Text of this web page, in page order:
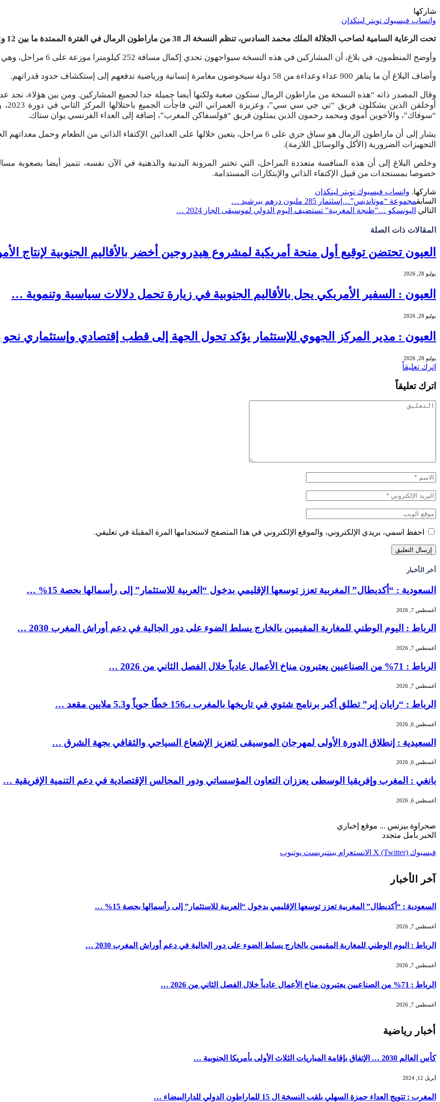
شاركها
واتساب فيسبوك تويتر لينكدإن
تحت الرعاية السامية لصاحب الجلالة الملك محمد السادس، تنظم النسخة الـ 38 من ماراطون الرمال في الفترة الممتدة ما بين 12 و22 أبريل المقبل بالصحراء المغربية.
وأوضح المنظمون، في بلاغ، أن المشاركين في هذه النسخة سيواجهون تحدي إكمال مسافة 252 كيلومترا موزعة على 6 مراحل، وهي أطول مسافة على الإطلاق في تاريخ ماراطون الرمال.
وأضاف البلاغ أن ما يناهز 900 عداء وعداءة من 58 دولة سيخوضون مغامرة إنسانية ورياضية تدفعهم إلى إستكشاف حدود قدراتهم.
وقال المصدر ذاته “هذه النسخة من ماراطون الرمال ستكون صعبة ولكنها أيضا جميلة جدا لجميع المشاركين. ومن بين هؤلاء، نجد
“سوفاك”، والأخوين أموي ومحمد رحمون الذين يمثلون فريق “فولسفاكن المغرب”، إضافة إلى العداء الفرنسي يوان ستاك.
التجهيزات الضرورية (الأكل والوسائل اللازمة).
خصوصا بمستجدات من قبيل الإكتفاء الذاتي والإبتكارات المستدامة.
شاركها. واتساب فيسبوك تويتر لينكدإن
السابقمجموعة “موتانديس”…إسثتمار 285 مليون درهم ببرشيد …
التالي اليونسكو …”طنجة المغربية” تستضيف اليوم الدولي لموسيقى الجاز 2024 …
المقالات ذات الصلة
العيون تحتضن توقيع أول منحة أمريكية لمشروع هيدروجين أخضر بالأقاليم الجنوبية لإنتاج
يوليو 28, 2026
العيون : السفير الأمريكي يحل بالأقاليم الجنوبية في زيارة تحمل دلالات سياسية وتنموية …
يوليو 28, 2026
العيون : مدير المركز الجهوي للإستثمار يؤكد تحول الجهة إلى قطب إقتصادي وإستثماري نحو
يوليو 28, 2026
اترك تعليقاً
اترك تعليقاً
احفظ اسمي، بريدي الإلكتروني، والموقع الإلكتروني في هذا المتصفح لاستخدامها المرة المقبلة في تعليقي.
آخر الأخبار
السعودية : “أكديطال” المغربية تعزز توسعها الإقليمي بدخول “العربية للاستثمار” إلى رأسمالها بحصة 15% …
أغسطس 7, 2026
الرباط : اليوم الوطني للمغاربة المقيمين بالخارج يسلط الضوء على دور الجالية في دعم أوراش المغرب 2030 …
أغسطس 7, 2026
الرباط : 71% من الصناعيين يعتبرون مناخ الأعمال عادياً خلال الفصل الثاني من 2026 …
أغسطس 7, 2026
الرباط : “رايان إير” تطلق أكبر برنامج شتوي في تاريخها بالمغرب بـ156 خطًا جوياً و5.3 ملايين مقعد …
أغسطس 6, 2026
السعيدية : إنطلاق الدورة الأولى لمهرجان الموسيقى لتعزيز الإشعاع السياحي والثقافي بجهة الشرق …
أغسطس 6, 2026
بانغي : المغرب وإفريقيا الوسطى يعززان التعاون المؤسساتي ودور المجالس الإقتصادية في دعم التنمية الإفريقية …
أغسطس 6, 2026
صحراوة بيزنس ... موقع إخباري
الخبر بأمل متجدد
فيسبوك X (Twitter) الانستغرام بينتيريست يوتيوب
آخر الأخبار
السعودية : “أكديطال” المغربية تعزز توسعها الإقليمي بدخول “العربية للاستثمار” إلى رأسمالها بحصة 15% …
أغسطس 7, 2026
الرباط : اليوم الوطني للمغاربة المقيمين بالخارج يسلط الضوء على دور الجالية في دعم أوراش المغرب 2030 …
أغسطس 7, 2026
الرباط : 71% من الصناعيين يعتبرون مناخ الأعمال عادياً خلال الفصل الثاني من 2026 …
أغسطس 7, 2026
أخبار رياضية
كأس العالم 2030 … الإتفاق بإقامة المباريات الثلاث الأولى بأمريكا الجنوبية …
أبريل 12, 2024
المغرب : تتويج العداء حمزة السهلي بلقب النسخة ال 15 للماراطون الدولي للدارالبيضاء …